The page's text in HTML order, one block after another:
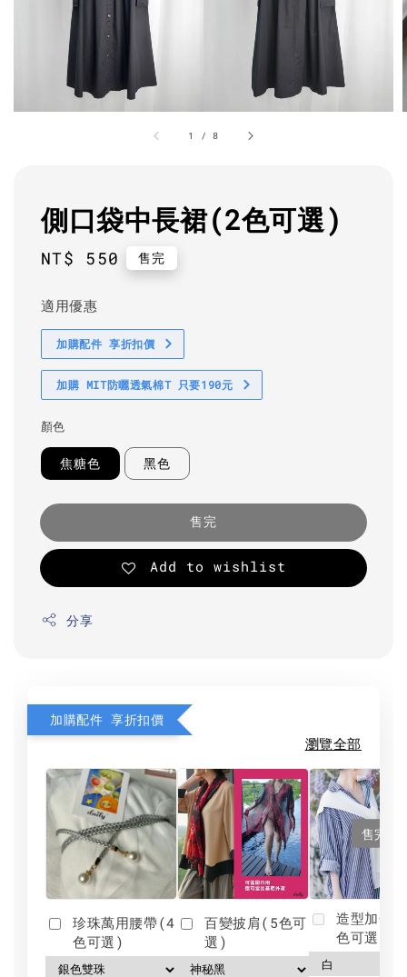
1 / 8
側口袋中長裙(2色可選)
Regular
NT$ 550 售完
適用優惠
加購配件 享折扣價
加購 MIT防曬透氣棉T 只要190元
顏色
焦糖色 黑色
售完
Add to wishlist
分享
加購配件 享折扣價
瀏覽全部
珍珠萬用腰帶(4
色可選)
百變披肩(5色可
選)
售完
造型加分
色可選)